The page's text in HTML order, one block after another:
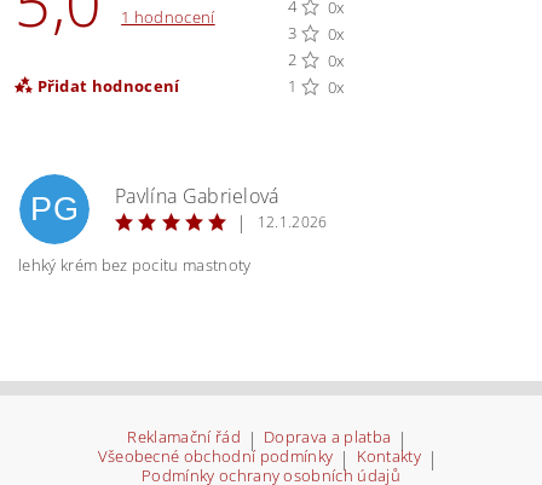
1 hodnocení
Přidat hodnocení
4
0x
3
0x
2
0x
1
0x
Vložením hodnocení souhlasíte spodmínkami
ochrany osobních údajů
PG
Pavlína Gabrielová
|
12.1.2026
lehký krém bez pocitu mastnoty
Reklamační řád | Doprava a platba |
Všeobecné obchodní podmínky | Kontakty |
Podmínky ochrany osobních údajů